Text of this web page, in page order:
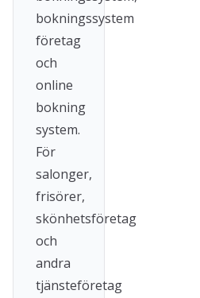
bokningssystem
företag
och
online
bokning
system.
För
salonger,
frisörer,
skönhetsföretag
och
andra
tjänsteföretag